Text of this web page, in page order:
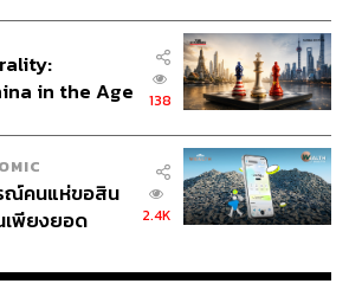
in the Age
138
ณ์คนแห่ขอสิน
เพียงยอด
2.4K